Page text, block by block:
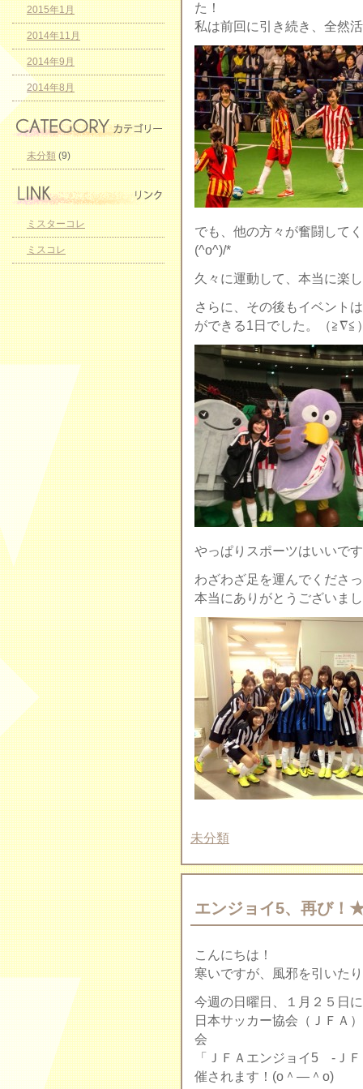
た！
私は前回に引き続き、全然
でも、他の方々が奮闘して
(^o^)/*
久々に運動して、本当に楽
さらに、その後もイベント
ができる1日でした。（≧∇≦
やっぱりスポーツはいいで
わざわざ足を運んでくださ
本当にありがとうございま
未分類
エンジョイ5、再び！
こんにちは！
寒いですが、風邪を引いた
今週の日曜日、１月２５日
日本サッカー協会（ＪＦＡ
会
「ＪＦＡエンジョイ5 -Ｊ
催されます！(o＾—＾o)
2015年1月
2014年11月
2014年9月
2014年8月
未分類(9)
ミスターコレ
ミスコレ